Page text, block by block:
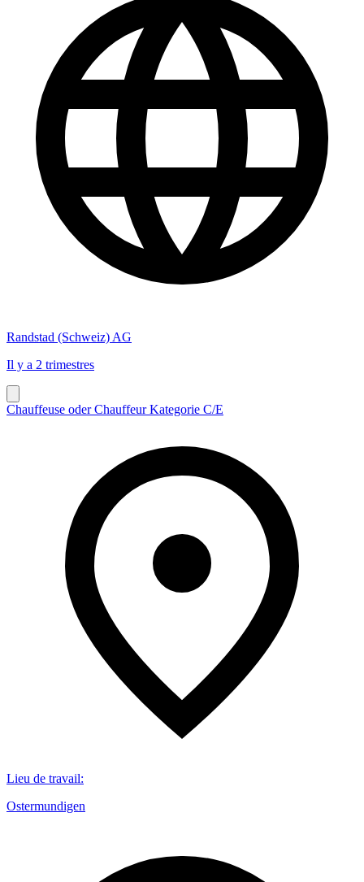
Randstad (Schweiz) AG
Il y a 2 trimestres
Chauffeuse oder Chauffeur Kategorie C/E
Lieu de travail:
Ostermundigen